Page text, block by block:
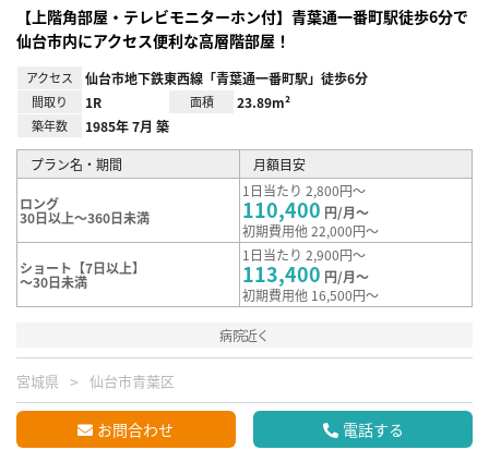
【上階角部屋・テレビモニターホン付】青葉通一番町駅徒歩6分で
仙台市内にアクセス便利な高層階部屋！
アクセス 仙台市地下鉄東西線「青葉通一番町駅」徒歩6分
間取り 1R 面積 23.89m²
築年数 1985年 7月 築
プラン名・期間 月額目安
ロング
30日以上～360日未満
1日当たり 2,800円～
110,400 円/月～
初期費用他 22,000円～
ショート【7日以上】
～30日未満
1日当たり 2,900円～
113,400 円/月～
初期費用他 16,500円～
病院近く
宮城県 仙台市青葉区
お問合わせ 電話する